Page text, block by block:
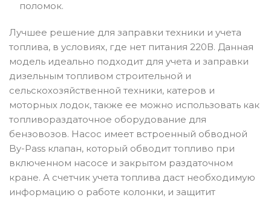
поломок.
Лучшее решение для заправки техники и учета
топлива, в условиях, где нет питания 220В. Данная
модель идеально подходит для учета и заправки
дизельным топливом строительной и
сельскохозяйственной техники, катеров и
моторных лодок, также ее можно использовать как
топливораздаточное оборудование для
бензовозов. Насос имеет встроенный обводной
By-Pass клапан, который обводит топливо при
включенном насосе и закрытом раздаточном
кране. А счетчик учета топлива даст необходимую
информацию о работе колонки, и защитит